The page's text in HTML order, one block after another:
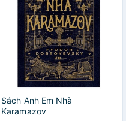
Sách Anh Em Nhà
Karamazov